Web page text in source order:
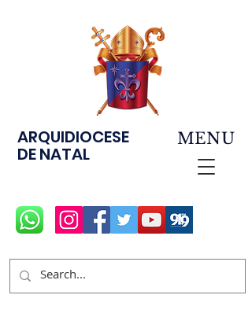
ARQUIDIOCESE
DE NATAL
MENU